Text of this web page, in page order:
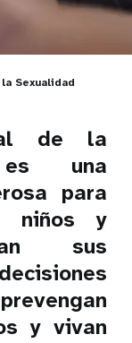
Sexualidad
de la
es una
para
niños y
sus
y vivan